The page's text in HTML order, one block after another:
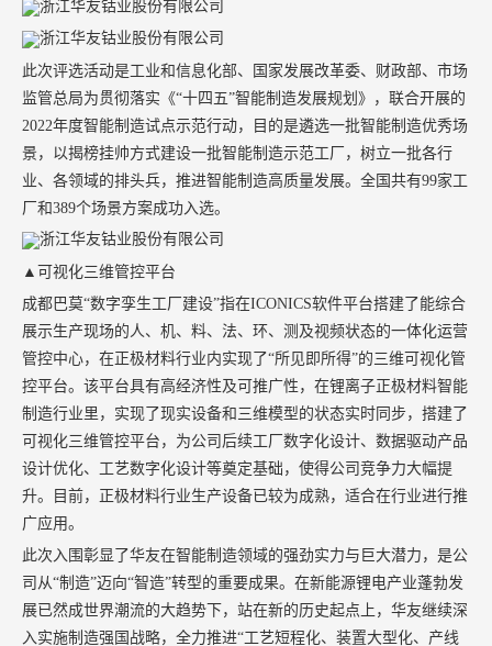
此次评选活动是工业和信息化部、国家发展改革委、财政部、市场
监管总局为贯彻落实《“十四五”智能制造发展规划》，联合开展的
2022年度智能制造试点示范行动，目的是遴选一批智能制造优秀场
景，以揭榜挂帅方式建设一批智能制造示范工厂，树立一批各行
业、各领域的排头兵，推进智能制造高质量发展。全国共有99家工
厂和389个场景方案成功入选。
▲可视化三维管控平台
成都巴莫“数字孪生工厂建设”指在ICONICS软件平台搭建了能综合
展示生产现场的人、机、料、法、环、测及视频状态的一体化运营
管控中心，在正极材料行业内实现了“所见即所得”的三维可视化管
控平台。该平台具有高经济性及可推广性，在锂离子正极材料智能
制造行业里，实现了现实设备和三维模型的状态实时同步，搭建了
可视化三维管控平台，为公司后续工厂数字化设计、数据驱动产品
设计优化、工艺数字化设计等奠定基础，使得公司竞争力大幅提
升。目前，正极材料行业生产设备已较为成熟，适合在行业进行推
广应用。
此次入围彰显了华友在智能制造领域的强劲实力与巨大潜力，是公
司从“制造”迈向“智造”转型的重要成果。在新能源锂电产业蓬勃发
展已然成世界潮流的大趋势下，站在新的历史起点上，华友继续深
入实施制造强国战略，全力推进“工艺短程化、装置大型化、产线